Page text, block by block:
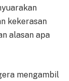
kekerasan
alasan apa
mengambil